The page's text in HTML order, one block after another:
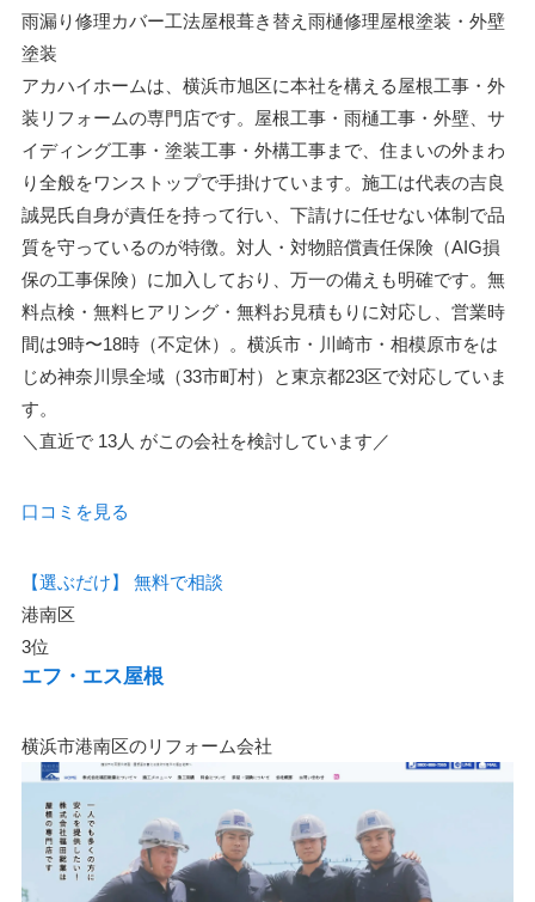
雨漏り修理カバー工法屋根葺き替え 雨樋修理屋根塗装・外壁
塗装
アカハイホームは、横浜市旭区に本社を構える屋根工事・外
装リフォームの専門店です。屋根工事・雨樋工事・外壁、サ
イディング工事・塗装工事・外構工事まで、住まいの外まわ
り全般をワンストップで手掛けています。施工は代表の吉良
誠晃氏自身が責任を持って行い、下請けに任せない体制で品
質を守っているのが特徴。対人・対物賠償責任保険（AIG損
保の工事保険）に加入しており、万一の備えも明確です。無
料点検・無料ヒアリング・無料お見積もりに対応し、営業時
間は9時〜18時（不定休）。横浜市・川崎市・相模原市をは
じめ神奈川県全域（33市町村）と東京都23区で対応していま
す。
＼直近で 13人 がこの会社を検討しています／
口コミを見る
【選ぶだけ】
無料で相談
港南区
3位
エフ・エス屋根
横浜市港南区のリフォーム会社